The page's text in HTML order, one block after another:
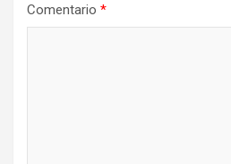
Comentario *